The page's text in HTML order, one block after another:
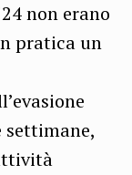
non erano
pratica un